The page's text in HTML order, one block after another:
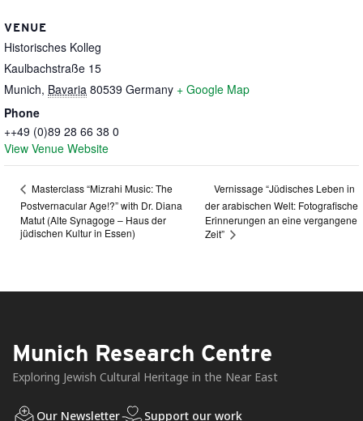
VENUE
Historisches Kolleg
Kaulbachstraße 15
Munich, Bavaria 80539 Germany + Google Map
Phone
++49 (0)89 28 66 38 0
View Venue Website
Masterclass “Mizrahi Music: The
Postvernacular Age!?” with Dr. Diana
Matut (Alte Synagoge – Haus der
jüdischen Kultur in Essen)
Vernissage “Jüdisches Leben in
der arabischen Welt: Fotografische
Erinnerungen an eine vergangene
Zeit”
Munich Research Centre
Exploring Jewish Cultural Heritage in the Near East
Our Newsletter Support our work